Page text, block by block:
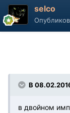
selco
В
в двойном